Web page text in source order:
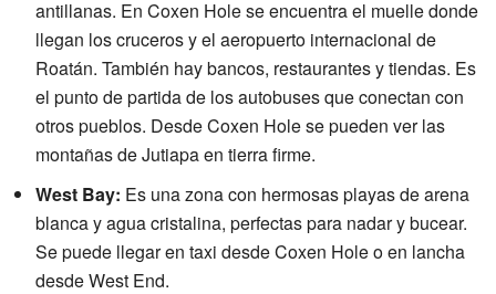
antillanas. En Coxen Hole se encuentra el muelle donde
llegan los cruceros y el aeropuerto internacional de
Roatán. También hay bancos, restaurantes y tiendas. Es
el punto de partida de los autobuses que conectan con
otros pueblos. Desde Coxen Hole se pueden ver las
montañas de Jutiapa en tierra firme.
West Bay: Es una zona con hermosas playas de arena
blanca y agua cristalina, perfectas para nadar y bucear.
Se puede llegar en taxi desde Coxen Hole o en lancha
desde West End.